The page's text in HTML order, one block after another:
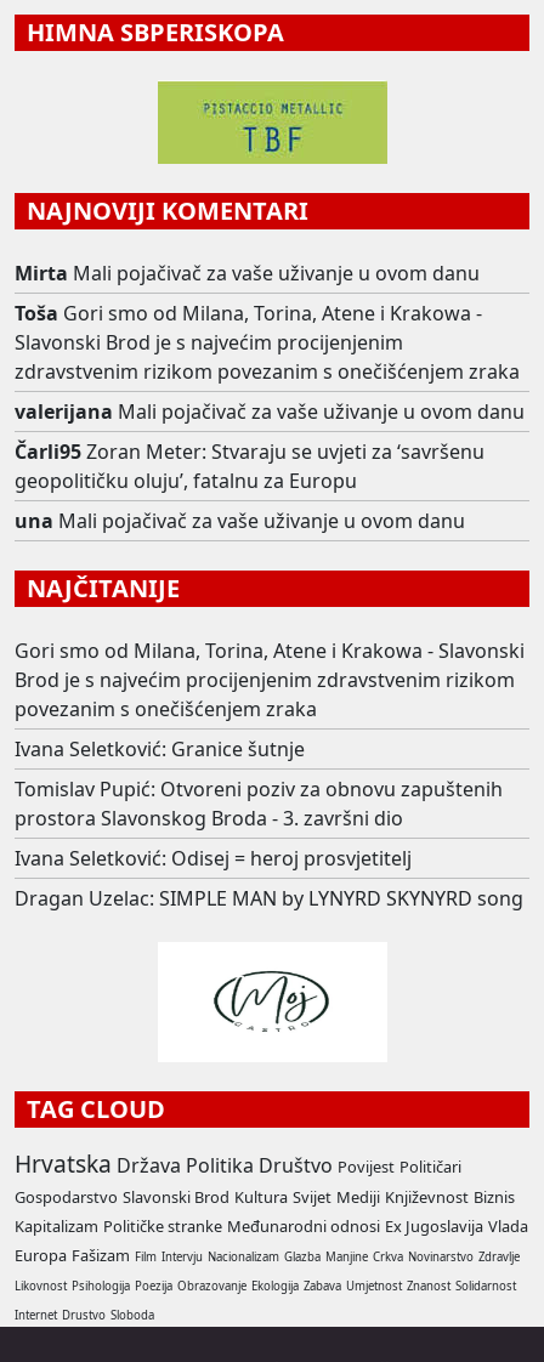
HIMNA SBPERISKOPA
NAJNOVIJI KOMENTARI
Mirta Mali pojačivač za vaše uživanje u ovom danu
Toša Gori smo od Milana, Torina, Atene i Krakowa -
Slavonski Brod je s najvećim procijenjenim
zdravstvenim rizikom povezanim s onečišćenjem zraka
valerijana Mali pojačivač za vaše uživanje u ovom danu
Čarli95Zoran Meter: Stvaraju se uvjeti za ‘savršenu
geopolitičku oluju’, fatalnu za Europu
una Mali pojačivač za vaše uživanje u ovom danu
NAJČITANIJE
Gori smo od Milana, Torina, Atene i Krakowa - Slavonski
Brod je s najvećim procijenjenim zdravstvenim rizikom
povezanim s onečišćenjem zraka
Ivana Seletković: Granice šutnje
Tomislav Pupić: Otvoreni poziv za obnovu zapuštenih
prostora Slavonskog Broda - 3. završni dio
Ivana Seletković: Odisej = heroj prosvjetitelj
Dragan Uzelac: SIMPLE MAN by LYNYRD SKYNYRD song
TAG CLOUD
Hrvatska Država Politika Društvo Povijest Političari
Gospodarstvo Slavonski Brod Kultura Svijet Mediji Književnost Biznis
Kapitalizam Političke stranke Međunarodni odnosi Ex Jugoslavija Vlada
Europa Fašizam Film Intervju Nacionalizam Glazba Manjine Crkva Novinarstvo Zdravlje
Likovnost Psihologija Poezija Obrazovanje Ekologija Zabava Umjetnost Znanost Solidarnost
Internet Drustvo Sloboda